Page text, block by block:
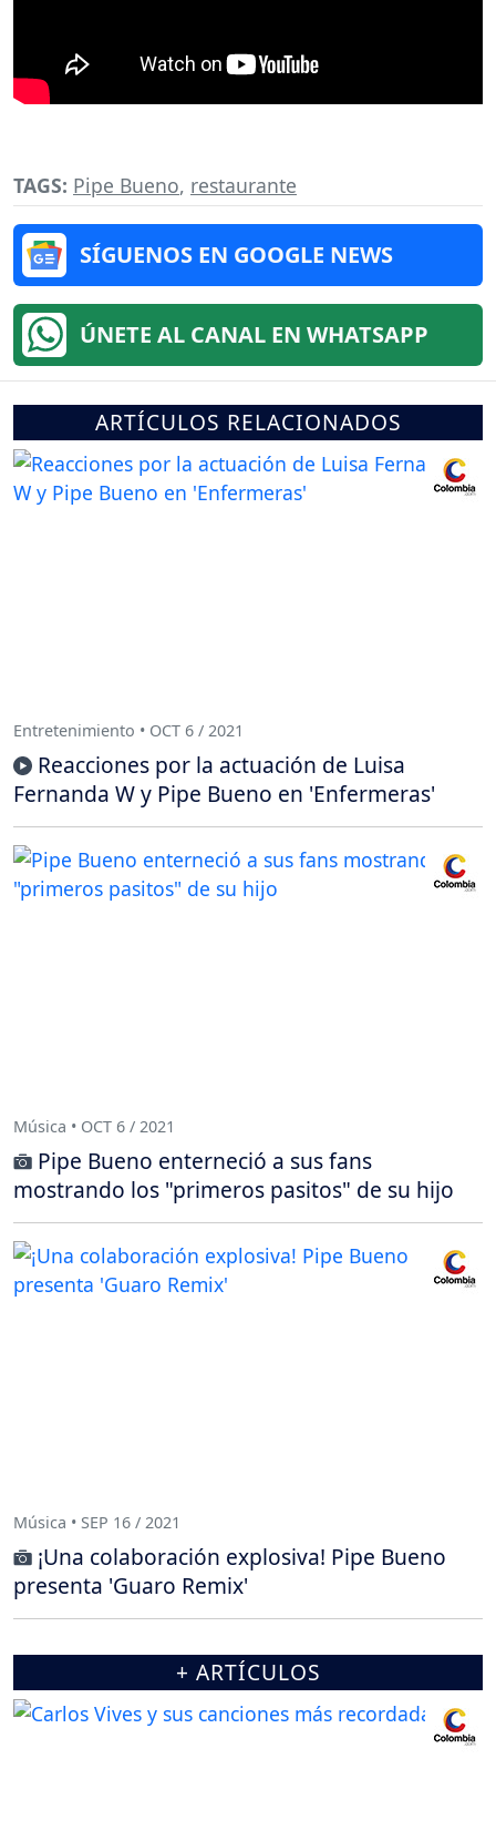
TAGS: Pipe Bueno, restaurante
SÍGUENOS EN GOOGLE NEWS
ÚNETE AL CANAL EN WHATSAPP
ARTÍCULOS RELACIONADOS
Entretenimiento • OCT 6 / 2021
Reacciones por la actuación de Luisa
Fernanda W y Pipe Bueno en 'Enfermeras'
Música • OCT 6 / 2021
Pipe Bueno enterneció a sus fans
mostrando los "primeros pasitos" de su hijo
Música • SEP 16 / 2021
¡Una colaboración explosiva! Pipe Bueno
presenta 'Guaro Remix'
+ ARTÍCULOS